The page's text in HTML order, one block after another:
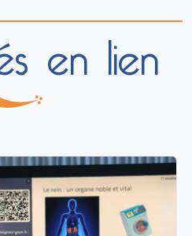
en lien
EVÉNEMENT